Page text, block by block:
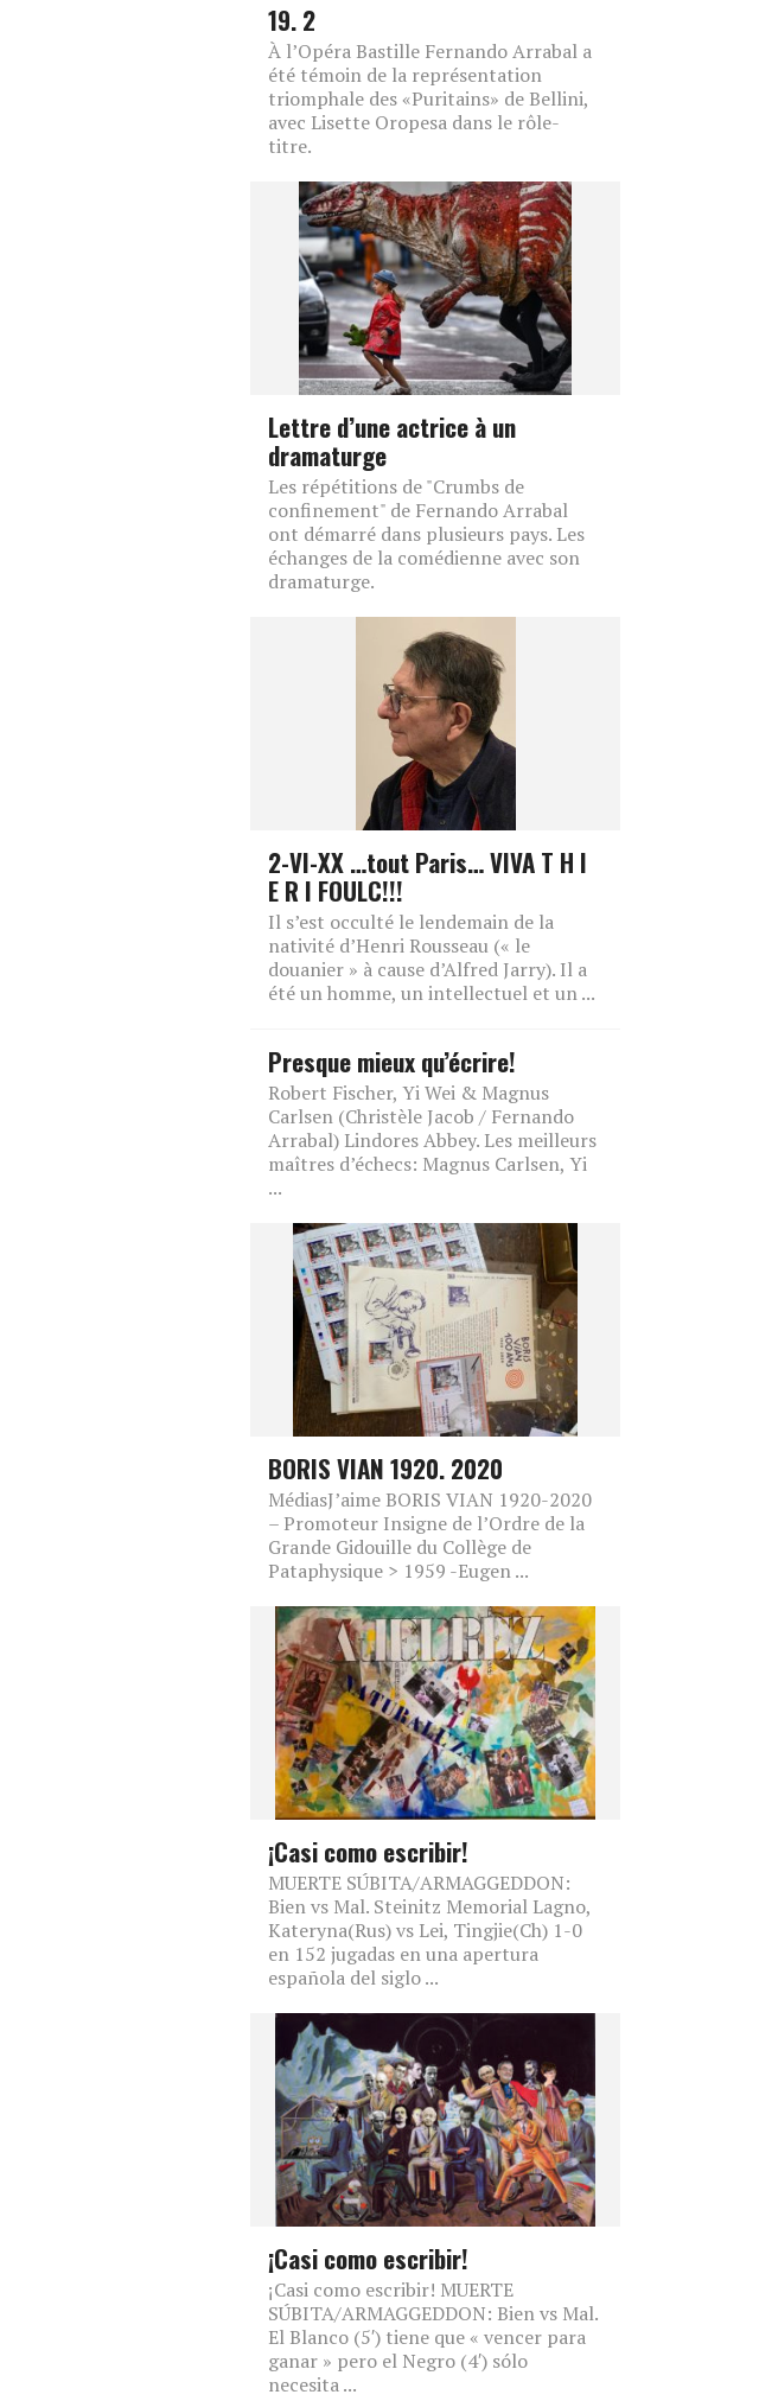
19. 2
À l’Opéra Bastille Fernando Arrabal a
été témoin de la représentation
triomphale des «Puritains» de Bellini,
avec Lisette Oropesa dans le rôle-
titre.
Lettre d’une actrice à un
dramaturge
Les répétitions de "Crumbs de
confinement" de Fernando Arrabal
ont démarré dans plusieurs pays. Les
échanges de la comédienne avec son
dramaturge.
2-VI-XX …tout Paris… VIVA T H I
E R I FOULC!!!
Il s’est occulté le lendemain de la
nativité d’Henri Rousseau (« le
douanier » à cause d’Alfred Jarry). Il a
été un homme, un intellectuel et un ...
Presque mieux qu’écrire!
Robert Fischer, Yi Wei & Magnus
Carlsen (Christèle Jacob / Fernando
Arrabal) Lindores Abbey. Les meilleurs
maîtres d’échecs: Magnus Carlsen, Yi
...
BORIS VIAN 1920. 2020
MédiasJ’aime BORIS VIAN 1920-2020
– Promoteur Insigne de l’Ordre de la
Grande Gidouille du Collège de
Pataphysique > 1959 -Eugen ...
¡Casi como escribir!
MUERTE SÚBITA/ARMAGGEDDON:
Bien vs Mal. Steinitz Memorial Lagno,
Kateryna(Rus) vs Lei, Tingjie(Ch) 1-0
en 152 jugadas en una apertura
española del siglo ...
¡Casi como escribir!
¡Casi como escribir! MUERTE
SÚBITA/ARMAGGEDDON: Bien vs Mal.
El Blanco (5′) tiene que « vencer para
ganar » pero el Negro (4′) sólo
necesita ...